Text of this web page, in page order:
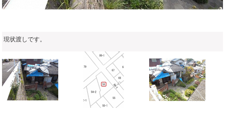
現状渡しです。